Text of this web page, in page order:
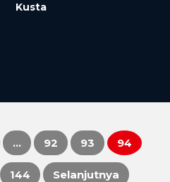
Kusta
… 92 93 94
144 Selanjutnya